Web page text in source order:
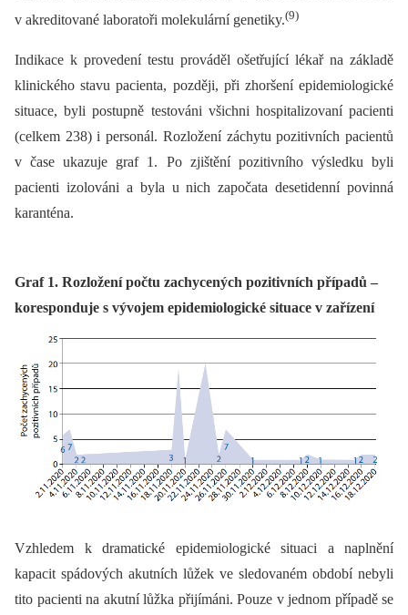
v akreditované laboratoři molekulární genetiky.(9)
Indikace k provedení testu prováděl ošetřující lékař na základě
klinického stavu pacienta, později, při zhoršení epidemiologické
situace, byli postupně testováni všichni hospitalizovaní pacienti
(celkem 238) i personál. Rozložení záchytu pozitivních pacientů
v čase ukazuje graf 1. Po zjištění pozitivního výsledku byli
pacienti izolováni a byla u nich započata desetidenní povinná
karanténa.
Graf 1. Rozložení počtu zachycených pozitivních případů –
koresponduje s vývojem epidemiologické situace v zařízení
Vzhledem k dramatické epidemiologické situaci a naplnění
kapacit spádových akutních lůžek ve sledovaném období nebyli
tito pacienti na akutní lůžka přijímáni. Pouze v jednom případě se